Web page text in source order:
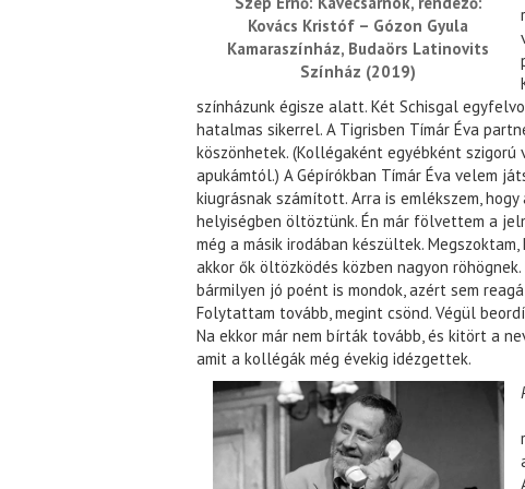
Kovács Kristóf – Gózon Gyula
Kamaraszínház, Budaörs Latinovits
Színház (2019)
színházunk égisze alatt. Két Schisgal
hatalmas sikerrel. A Tigrisben Tímár Éva
köszönhetek. (Kollégaként egyébként
apukámtól.) A Gépírókban Tímár Éva velem
kiugrásnak számított. Arra is emlékszem,
helyiségben öltöztünk. Én már fölvettem a
még a másik irodában készültek.
akkor ők öltözködés közben nagyon
bármilyen jó poént is mondok, azért sem
Folytattam tovább, megint csönd. Végül
Na ekkor már nem bírták tovább, és kitört a
amit a kollégák még évekig idézgettek.